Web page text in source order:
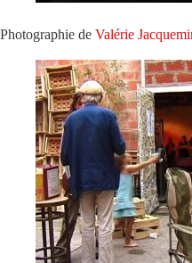
Photographie de Valérie